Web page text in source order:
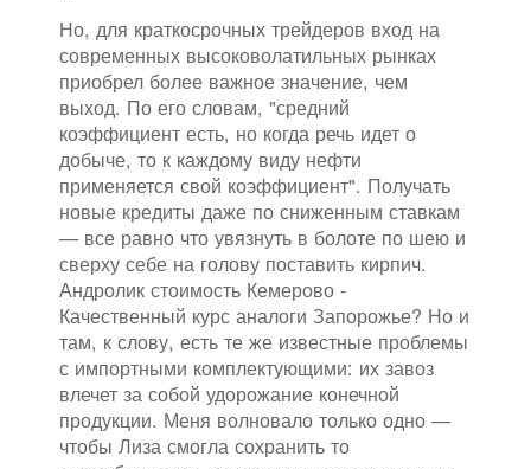
Но, для краткосрочных трейдеров вход на
современных высоковолатильных рынках
приобрел более важное значение, чем
выход. По его словам, "средний
коэффициент есть, но когда речь идет о
добыче, то к каждому виду нефти
применяется свой коэффициент". Получать
новые кредиты даже по сниженным ставкам
— все равно что увязнуть в болоте по шею и
сверху себе на голову поставить кирпич.
Андролик стоимость Кемерово -
Качественный курс аналоги Запорожье? Но и
там, к слову, есть те же известные проблемы
с импортными комплектующими: их завоз
влечет за собой удорожание конечной
продукции. Меня волновало только одно —
чтобы Лиза смогла сохранить то